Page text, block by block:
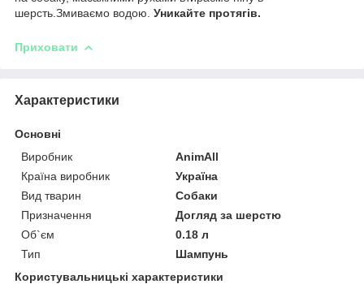
шерсть.Змиваємо водою. Уникайте протягів.
Приховати
Характеристики
Основні
Виробник
AnimAll
Країна виробник
Україна
Вид тварин
Собаки
Призначення
Догляд за шерстю
Об`єм
0.18 л
Тип
Шампунь
Користувальницькі характеристики